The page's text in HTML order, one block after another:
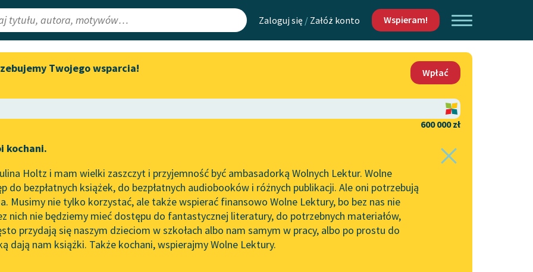
Zaloguj się / Załóż konto Wspieram!
Lektury
redakcyjne
Aktualności
„Prokurator Alicja Horn” do
literatury skandynawskiej
Spotkanie z Katarzyną Tunkiel
w Oslo
102. lata temu zmarł Joseph
Conrad
Mapa Wolnych Lektur
Leśmianator
API
OAI-PMH
Widget Wolnych Lektur
Kontakt
O projekcie
Zasady wykorzystania
Wolnych Lektur
Logotypy
Materiały promocyjne
Twojego wsparcia!
Wpłać
600 000 zł
kochani.
Holtz i mam wielki zaszczyt i przyjemność być ambasadorką Wolnych Lektur. Wolne
do bezpłatnych książek, do bezpłatnych audiobooków i różnych publikacji. Ale oni potrzebują
Musimy nie tylko korzystać, ale także wspierać finansowo Wolne Lektury, bo bez nas nie
nich nie będziemy mieć dostępu do fantastycznej literatury, do potrzebnych materiałów,
przydają się naszym dzieciom w szkołach albo nam samym w pracy, albo po prostu do
dają nam książki. Także kochani, wspierajmy Wolne Lektury.
Sforim ✖ Pozytywizm✖